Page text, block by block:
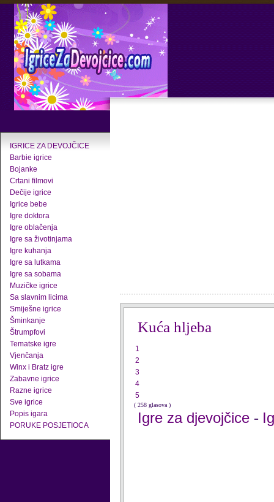
IGRICE ZA DEVOJČICE
Barbie igrice
Bojanke
Crtani filmovi
Dečije igrice
Igrice bebe
Igre doktora
Igre oblačenja
Igre sa životinjama
Igre kuhanja
Igre sa lutkama
Igre sa sobama
Muzičke igrice
Sa slavnim licima
Smiješne igrice
Šminkanje
Štrumpfovi
Tematske igre
Vjenčanja
Winx i Bratz igre
Zabavne igrice
Razne igrice
Sve igrice
Popis igara
PORUKE POSJETIOCA
Kuća hljeba
1
2
3
4
5
( 258 glasova )
Igre za djevojčice -